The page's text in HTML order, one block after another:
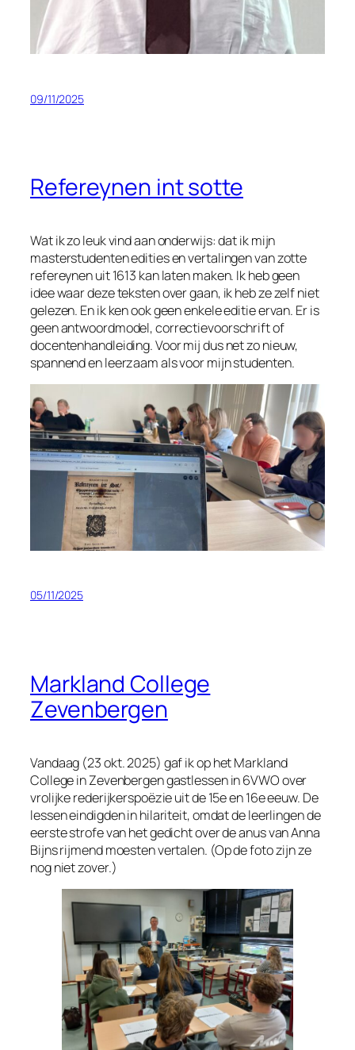
09/11/2025
Refereynen int sotte
Wat ik zo leuk vind aan onderwijs: dat ik mijn
masterstudenten edities en vertalingen van zotte
refereynen uit 1613 kan laten maken. Ik heb geen
idee waar deze teksten over gaan, ik heb ze zelf niet
gelezen. En ik ken ook geen enkele editie ervan. Er is
geen antwoordmodel, correctievoorschrift of
docentenhandleiding. Voor mij dus net zo nieuw,
spannend en leerzaam als voor mijn studenten.
05/11/2025
Markland College
Zevenbergen
Vandaag (23 okt. 2025) gaf ik op het Markland
College in Zevenbergen gastlessen in 6VWO over
vrolijke rederijkerspoëzie uit de 15e en 16e eeuw. De
lessen eindigden in hilariteit, omdat de leerlingen de
eerste strofe van het gedicht over de anus van Anna
Bijns rijmend moesten vertalen. (Op de foto zijn ze
nog niet zover.)